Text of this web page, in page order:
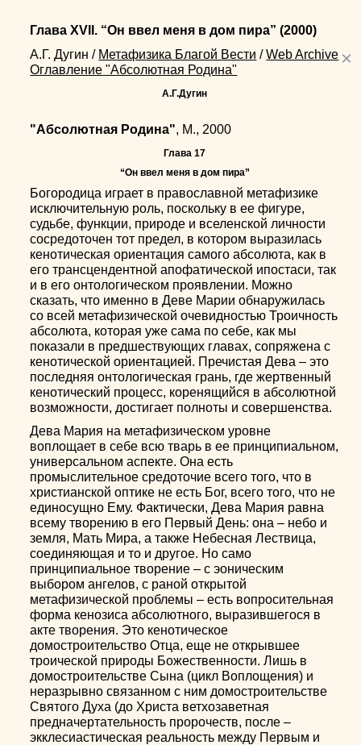
×
Глава XVII. “Он ввел меня в дом пира” (2000)
А.Г. Дугин / Метафизика Благой Вести / Web Archive
Оглавление "Абсолютная Родина"
А.Г.Дугин
"Абсолютная Родина", М., 2000
Глава 17
“Он ввел меня в дом пира”
Богородица играет в православной метафизике
исключительную роль, поскольку в ее фигуре,
судьбе, функции, природе и вселенской личности
сосредоточен тот предел, в котором выразилась
кенотическая ориентация самого абсолюта, как в
его трансцендентной апофатической ипостаси, так
и в его онтологическом проявлении. Можно
сказать, что именно в Деве Марии обнаружилась
со всей метафизической очевидностью Троичность
абсолюта, которая уже сама по себе, как мы
показали в предшествующих главах, сопряжена с
кенотической ориентацией. Пречистая Дева – это
последняя онтологическая грань, где жертвенный
кенотический процесс, коренящийся в абсолютной
возможности, достигает полноты и совершенства.
Дева Мария на метафизическом уровне
воплощает в себе всю тварь в ее принципиальном,
универсальном аспекте. Она есть
промыслительное средоточие всего того, что в
христианской оптике не есть Бог, всего того, что не
единосущно Ему. Фактически, Дева Мария равна
всему творению в его Первый День: она – небо и
земля, Мать Мира, а также Небесная Лествица,
соединяющая и то и другое. Но само
принципиальное творение – с эоническим
выбором ангелов, с раной открытой
метафизической проблемы – есть вопросительная
форма кенозиса абсолютного, выразившегося в
акте творения. Это кенотическое
домостроительство Отца, еще не открывшее
троической природы Божественности. Лишь в
домостроительстве Сына (цикл Воплощения) и
неразрывно связанном с ним домостроительстве
Святого Духа (до Христа ветхозаветная
предначертательность пророчеств, после –
экклесиастическая реальность между Первым и